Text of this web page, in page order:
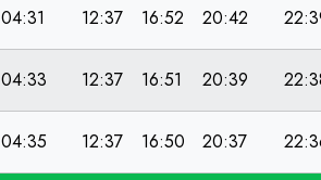
04:31 12:37 16:52 20:42
04:33 12:37 16:51 20:39
04:35 12:37 16:50 20:37